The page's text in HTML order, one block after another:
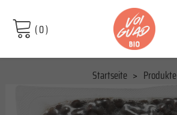
(0)
Startseite
Produkte